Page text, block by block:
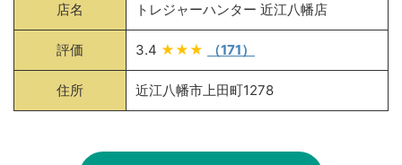
店名 トレジャーハンター 近江八幡店
評価 3.4 ★★★ （171）
住所 近江八幡市上田町1278